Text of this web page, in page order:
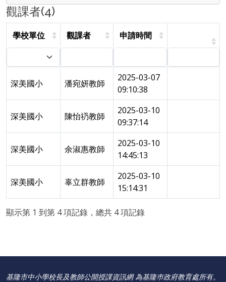
觀課者(4)
學校單位 觀課者 申請時間
深美國小 潘宛妍教師
2025-03-07
09:10:38
深美國小 陳怡礽教師
2025-03-10
09:37:14
深美國小 余淑惠教師
2025-03-10
14:45:13
深美國小 辜立群教師
2025-03-10
15:14:31
顯示第 1 到第 4 項記錄，總共 4 項記錄
基隆市中小學校長及教師公開授課資訊網 為基隆巿政府教育處所有。